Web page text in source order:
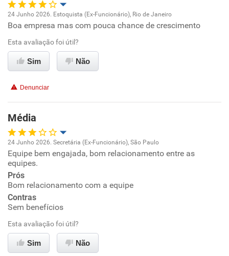
Oportunidade de promoção
Ambiente de trabalho
Benefícios
Recomenda esta empresa
Recomenda a diretoria
24 Junho 2026. Estoquista (Ex-Funcionário), Rio de Janeiro
Boa empresa mas com pouca chance de crescimento
Esta avaliação foi útil?
Sim Não
Denunciar
Média
Oportunidade de promoção
Ambiente de trabalho
Conciliação com a vida familiar
Benefícios
24 Junho 2026. Secretária (Ex-Funcionário), São Paulo
Equipe bem engajada, bom relacionamento entre as
equipes.
Prós
Bom relacionamento com a equipe
Contras
Sem benefícios
Esta avaliação foi útil?
Sim Não